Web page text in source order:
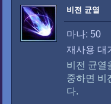
비전 균열
마나: 50
재사용 대
비전 균열
중하면 비
다.